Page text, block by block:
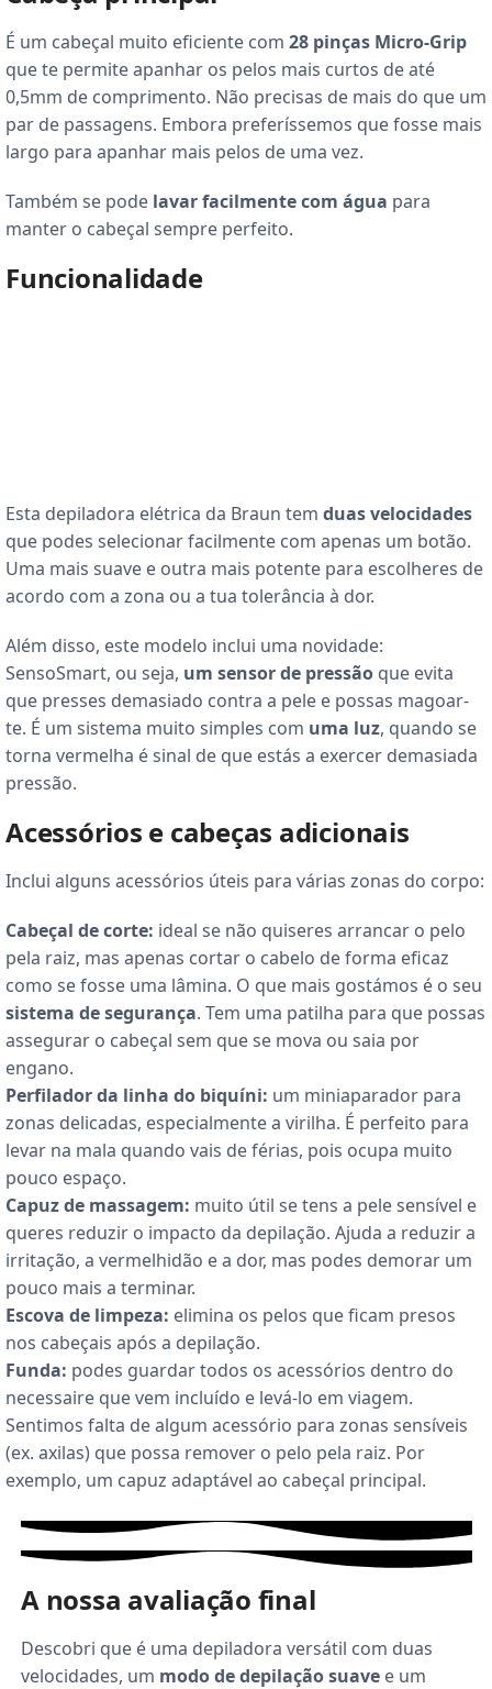
É um cabeçal muito eficiente com 28 pinças Micro-Grip
que te permite apanhar os pelos mais curtos de até
0,5mm de comprimento. Não precisas de mais do que um
par de passagens. Embora preferíssemos que fosse mais
largo para apanhar mais pelos de uma vez.
Também se pode lavar facilmente com água para
manter o cabeçal sempre perfeito.
Funcionalidade
Esta depiladora elétrica da Braun tem duas velocidades
que podes selecionar facilmente com apenas um botão.
Uma mais suave e outra mais potente para escolheres de
acordo com a zona ou a tua tolerância à dor.
Além disso, este modelo inclui uma novidade:
SensoSmart, ou seja, um sensor de pressão que evita
que presses demasiado contra a pele e possas magoar-
te. É um sistema muito simples com uma luz, quando se
torna vermelha é sinal de que estás a exercer demasiada
pressão.
Acessórios e cabeças adicionais
Inclui alguns acessórios úteis para várias zonas do corpo:
Cabeçal de corte: ideal se não quiseres arrancar o pelo
pela raiz, mas apenas cortar o cabelo de forma eficaz
como se fosse uma lâmina. O que mais gostámos é o seu
sistema de segurança. Tem uma patilha para que possas
assegurar o cabeçal sem que se mova ou saia por
engano.
Perfilador da linha do biquíni: um miniaparador para
zonas delicadas, especialmente a virilha. É perfeito para
levar na mala quando vais de férias, pois ocupa muito
pouco espaço.
Capuz de massagem: muito útil se tens a pele sensível e
queres reduzir o impacto da depilação. Ajuda a reduzir a
irritação, a vermelhidão e a dor, mas podes demorar um
pouco mais a terminar.
Escova de limpeza: elimina os pelos que ficam presos
nos cabeçais após a depilação.
Funda: podes guardar todos os acessórios dentro do
necessaire que vem incluído e levá-lo em viagem.
Sentimos falta de algum acessório para zonas sensíveis
(ex. axilas) que possa remover o pelo pela raiz. Por
exemplo, um capuz adaptável ao cabeçal principal.
A nossa avaliação final
Descobri que é uma depiladora versátil com duas
velocidades, um modo de depilação suave e um